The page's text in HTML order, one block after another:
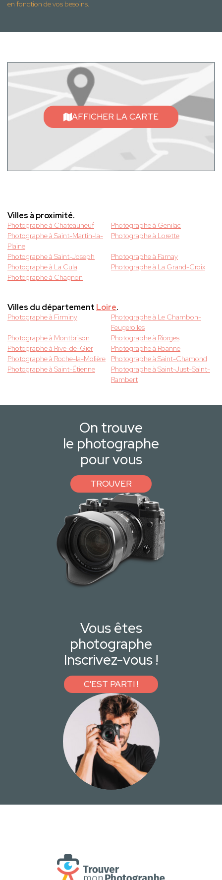
en fonction de vos besoins.
AFFICHER LA CARTE
Villes à proximité.
Photographe à Chateauneuf
Photographe à Genilac
Photographe à Saint-Martin-la-
Plaine
Photographe à Lorette
Photographe à Saint-Joseph
Photographe à Farnay
Photographe à La Cula
Photographe à La Grand-Croix
Photographe à Chagnon
Villes du département Loire.
Photographe à Firminy
Photographe à Le Chambon-
Feugerolles
Photographe à Montbrison
Photographe à Riorges
Photographe à Rive-de-Gier
Photographe à Roanne
Photographe à Roche-la-Molière
Photographe à Saint-Chamond
Photographe à Saint-Étienne
Photographe à Saint-Just-Saint-
Rambert
On trouve
le photographe
pour vous
TROUVER
Vous êtes
photographe
Inscrivez-vous !
C'EST PARTI !